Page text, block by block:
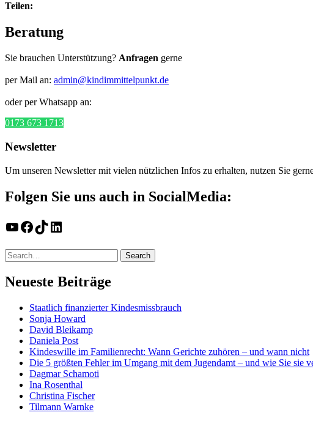
Teilen:
Beratung
Sie brauchen Unterstützung? Anfragen gerne
per Mail an: admin@kindimmittelpunkt.de
oder per Whatsapp an:
0173 673 1713
Newsletter
Um unseren Newsletter mit vielen nützlichen Infos zu erhalten, nutzen Sie
Folgen Sie uns auch in SocialMedia:
YouTube
Facebook
TikTokLinkedIn
Neueste Beiträge
Staatlich finanzierter Kindesmissbrauch
Sonja Howard
David Bleikamp
Daniela Post
Kindeswille im Familienrecht: Wann Gerichte zuhören – und wann nicht
Die 5 größten Fehler im Umgang mit dem Jugendamt – und wie Sie sie
Dagmar Schamoti
Ina Rosenthal
Christina Fischer
Tilmann Warnke